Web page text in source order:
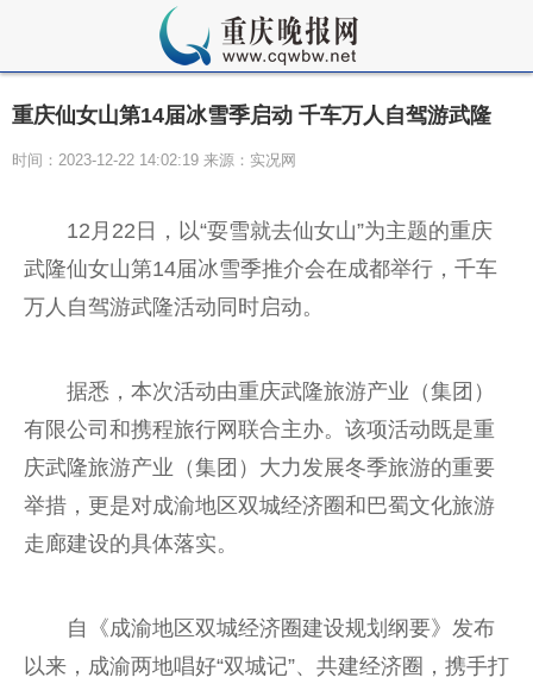
重庆仙女山第14届冰雪季启动 千车万人自驾游武隆
时间：2023-12-22 14:02:19 来源：实况网
12月22日，以“耍雪就去仙女山”为主题的重庆
武隆仙女山第14届冰雪季推介会在成都举行，千车
万人自驾游武隆活动同时启动。
据悉，本次活动由重庆武隆旅游产业（集团）
有限公司和携程旅行网联合主办。该项活动既是重
庆武隆旅游产业（集团）大力发展冬季旅游的重要
举措，更是对成渝地区双城经济圈和巴蜀文化旅游
走廊建设的具体落实。
自《成渝地区双城经济圈建设规划纲要》发布
以来，成渝两地唱好“双城记”、共建经济圈，携手打